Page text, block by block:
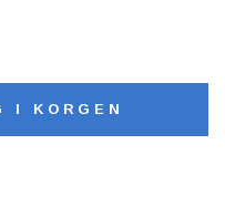
I KORGEN